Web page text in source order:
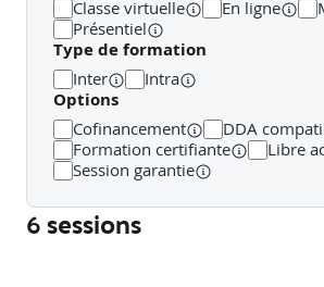
Les différences entre les concepts :
vision et mission
stratégie, tactiques et exploitation
politique, contrôle et ligne directrice
Rappel sur la valeur
Périmètre de contrôle :
Classe virtuelle En ligne
Présentiel
Type de formation
Inter Intra
Options
Cofinancement
DDA
Formation certifiante
Libre
Session garantie
6 sessions